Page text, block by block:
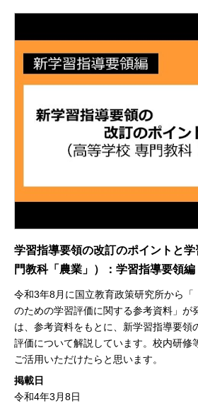
学習指導要領の改訂のポイントと
門教科「農業」）：学習指導要領
令和3年8月に国立教育政策研究所から「
のための学習評価に関する参考資料」が
は、参考資料をもとに、新学習指導要領
評価について解説しています。校内研修
ご活用いただけたらと思います。
掲載日
令和4年3月8日